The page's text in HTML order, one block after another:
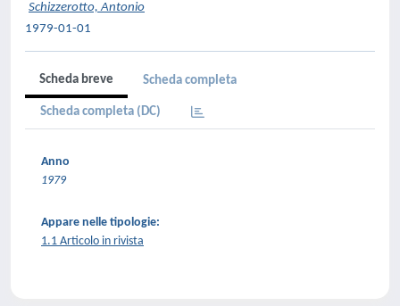
Schizzerotto, Antonio
1979-01-01
Scheda breve Scheda completa
Scheda completa (DC)
Anno
1979
Appare nelle tipologie:
1.1 Articolo in rivista